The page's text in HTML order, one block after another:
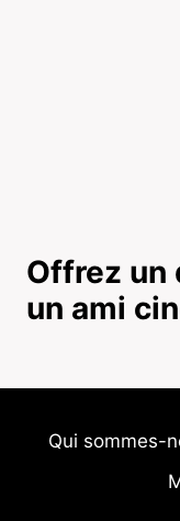
Offrez un
un ami
Qui sommes-